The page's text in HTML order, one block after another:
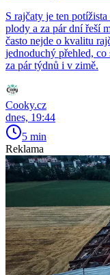
S rajčaty je ten
plody a za pár dní řeší
často nejde o kvalitu
jednoduchý přehled, co
za pár týdnů i v zimě.
Cooky.cz
dnes, 19:44
5 min
Reklama